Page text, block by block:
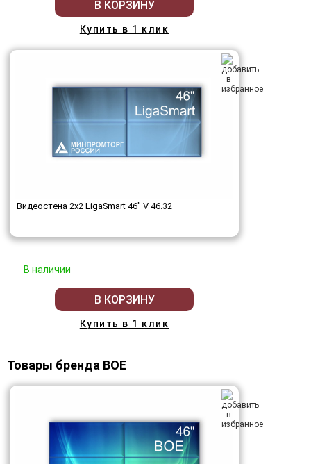
В КОРЗИНУ
Купить в 1 клик
Видеостена 2x2 LigaSmart 46" V 46.32
В наличии
В КОРЗИНУ
Купить в 1 клик
Товары бренда BOE